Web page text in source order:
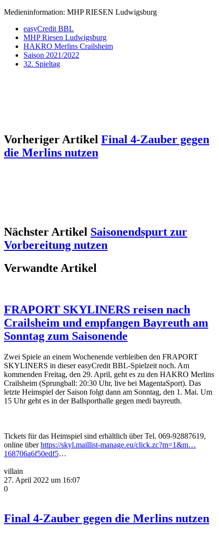
Medieninformation: MHP RIESEN Ludwigsburg
easyCredit BBL
MHP Riesen Ludwigsburg
HAKRO Merlins Crailsheim
Saison 2021/2022
32. Spieltag
Vorheriger Artikel Final 4-Zauber gegen
die Merlins nutzen
Nächster Artikel Saisonendspurt zur
Vorbereitung nutzen
Verwandte Artikel
FRAPORT SKYLINERS reisen nach
Crailsheim und empfangen Bayreuth am
Sonntag zum Saisonende
Zwei Spiele an einem Wochenende verbleiben den FRAPORT
SKYLINERS in dieser easyCredit BBL-Spielzeit noch. Am
kommenden Freitag, den 29. April, geht es zu den HAKRO Merlins
Crailsheim (Sprungball: 20:30 Uhr, live bei MagentaSport). Das
letzte Heimspiel der Saison folgt dann am Sonntag, den 1. Mai. Um
15 Uhr geht es in der Ballsporthalle gegen medi bayreuth.
Tickets für das Heimspiel sind erhältlich über Tel. 069-92887619,
online überhttps://skyl.maillist-manage.eu/click.zc?m=1&m…
168706a6f50edf5…
villain
27. April 2022 um 16:07
0
Final 4-Zauber gegen die Merlins nutzen